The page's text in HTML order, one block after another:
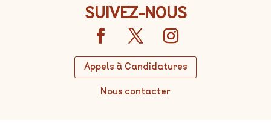
SUIVEZ-NOUS
Appels à Candidatures
Nous contacter